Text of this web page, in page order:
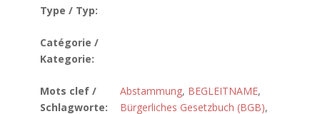
Type / Typ:
Catégorie /
Kategorie:
Mots clef /
Schlagworte:
Abstammung, BEGLEITNAME,
Bürgerliches Gesetzbuch (BGB),